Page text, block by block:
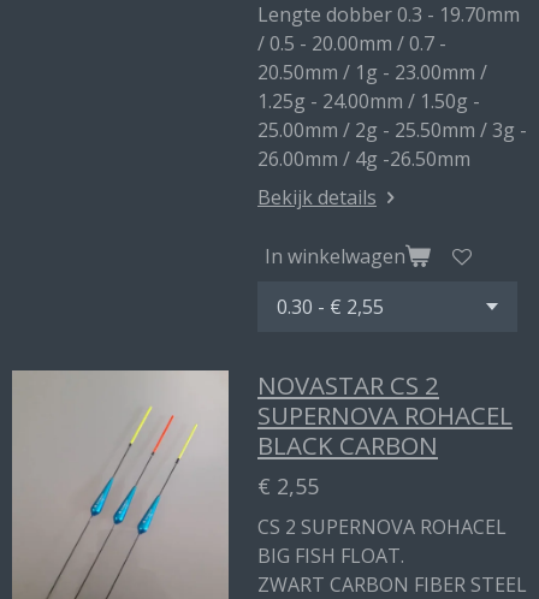
Lengte dobber 0.3 - 19.70mm
/ 0.5 - 20.00mm / 0.7 -
20.50mm / 1g - 23.00mm /
1.25g - 24.00mm / 1.50g -
25.00mm / 2g - 25.50mm / 3g -
26.00mm / 4g -26.50mm
Bekijk details
In winkelwagen
NOVASTAR CS 2
SUPERNOVA ROHACEL
BLACK CARBON
€ 2,55
CS 2 SUPERNOVA ROHACEL
BIG FISH FLOAT.
ZWART CARBON FIBER STEEL